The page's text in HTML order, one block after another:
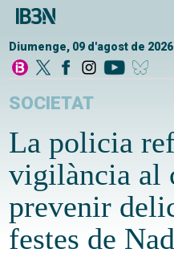
Diumenge, 09 d'agost de 2026
SOCIETAT
La policia
vigilància al
prevenir
festes de